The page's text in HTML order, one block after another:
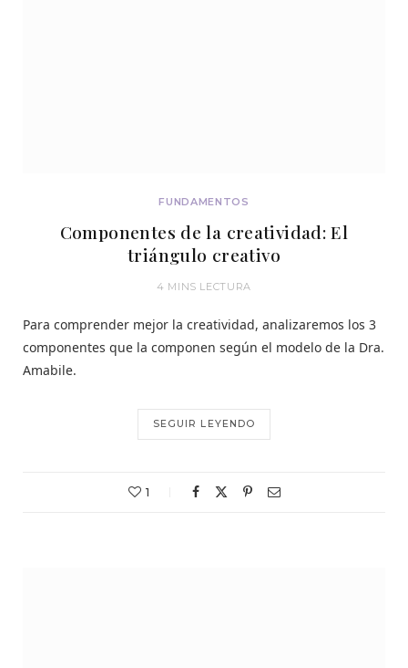
FUNDAMENTOS
Componentes de la creatividad: El
triángulo creativo
4 MINS LECTURA
Para comprender mejor la creatividad, analizaremos los 3
componentes que la componen según el modelo de la Dra.
Amabile.
SEGUIR LEYENDO
1